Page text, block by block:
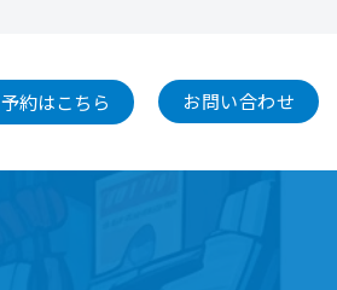
予約はこちら お問い合わせ